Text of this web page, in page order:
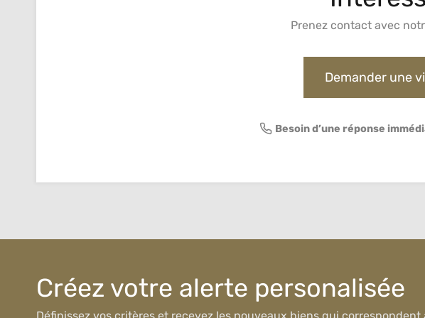
Prenez contact avec
Demander une
Besoin d’une réponse
Créez votre alerte personalisée